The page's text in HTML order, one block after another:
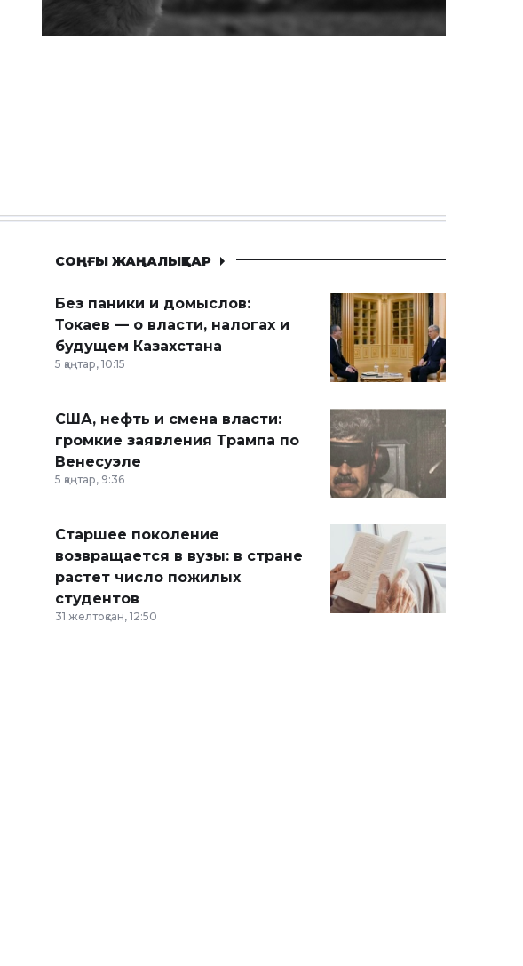
СОҢҒЫ ЖАҢАЛЫҚТАР
Без паники и домыслов:
Токаев — о власти, налогах и
будущем Казахстана
5 қаңтар, 10:15
США, нефть и смена власти:
громкие заявления Трампа по
Венесуэле
5 қаңтар, 9:36
Старшее поколение
возвращается в вузы: в стране
растет число пожилых
студентов
31 желтоқсан, 12:50